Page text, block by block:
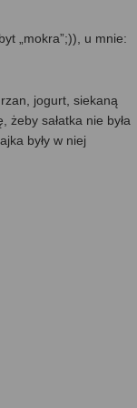
„mokra”;)), u mnie:
jogurt, siekaną
sałatka nie była
były w niej